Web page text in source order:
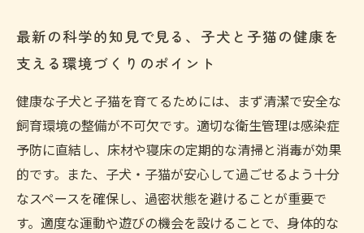
最新の科学的知見で見る、子犬と子猫の健康を
支える環境づくりのポイント
健康な子犬と子猫を育てるためには、まず清潔で安全な
飼育環境の整備が不可欠です。適切な衛生管理は感染症
予防に直結し、床材や寝床の定期的な清掃と消毒が効果
的です。また、子犬・子猫が安心して過ごせるよう十分
なスペースを確保し、過密状態を避けることが重要で
す。適度な運動や遊びの機会を設けることで、身体的な